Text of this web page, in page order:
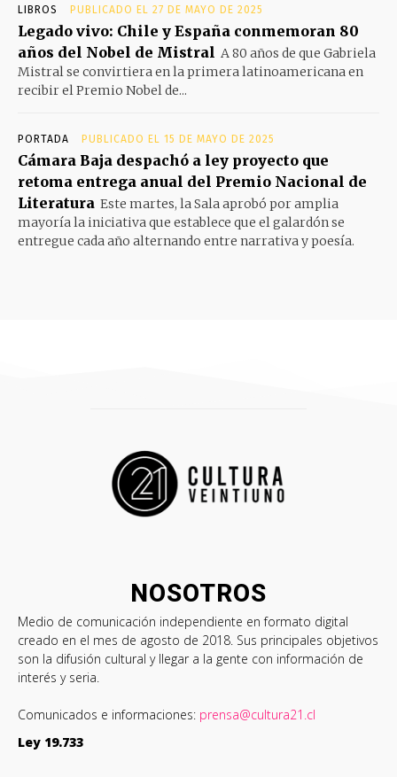
LIBROS PUBLICADO EL 27 DE MAYO DE 2025
Legado vivo: Chile y España conmemoran 80
años del Nobel de Mistral A 80 años de que Gabriela
Mistral se convirtiera en la primera latinoamericana en
recibir el Premio Nobel de...
PORTADA PUBLICADO EL 15 DE MAYO DE 2025
Cámara Baja despachó a ley proyecto que
retoma entrega anual del Premio Nacional de
Literatura Este martes, la Sala aprobó por amplia
mayoría la iniciativa que establece que el galardón se
entregue cada año alternando entre narrativa y poesía.
NOSOTROS
Medio de comunicación independiente en formato digital
creado en el mes de agosto de 2018. Sus principales objetivos
son la difusión cultural y llegar a la gente con información de
interés y seria.
Comunicados e informaciones: prensa@cultura21.cl
Ley 19.733